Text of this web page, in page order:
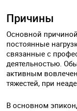
Причины
Основной
постоянные
связанные с
деятельностью.
активным
тяжестей, при
В основном